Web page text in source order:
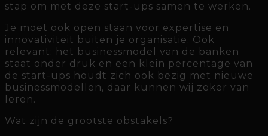
stap om met deze start-ups samen te werken.
Je moet ook open staan voor expertise en
innovativiteit buiten je organisatie. Ook
relevant: het businessmodel van de banken
staat onder druk en een klein percentage van
de start-ups houdt zich ook bezig met nieuwe
businessmodellen, daar kunnen wij zeker van
leren.
Wat zijn de grootste obstakels?